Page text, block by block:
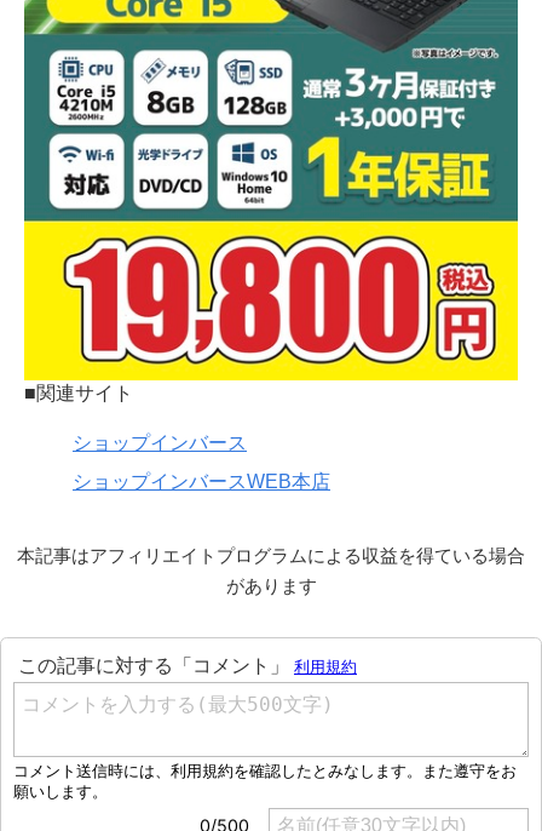
■関連サイト
ショップインバース
ショップインバースWEB本店
本記事はアフィリエイトプログラムによる収益を得ている場合
があります